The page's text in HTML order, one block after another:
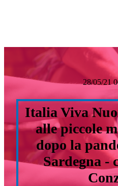
28/05/21
Italia Viva
alle piccole
dopo la
Sardegna -